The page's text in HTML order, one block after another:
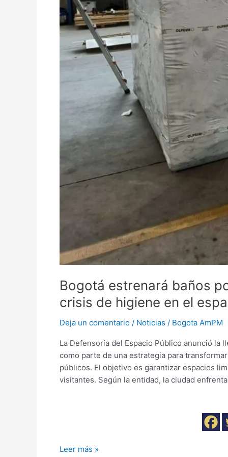
Bogotá estrenará baños
crisis de higiene en el
Deja un comentario / Noticias / Bogota AmPM
La Defensoría del Espacio Público anunció la
como parte de una estrategia para
públicos. El objetivo es garantizar espacios
visitantes. Según la entidad, la ciudad
Leer más »